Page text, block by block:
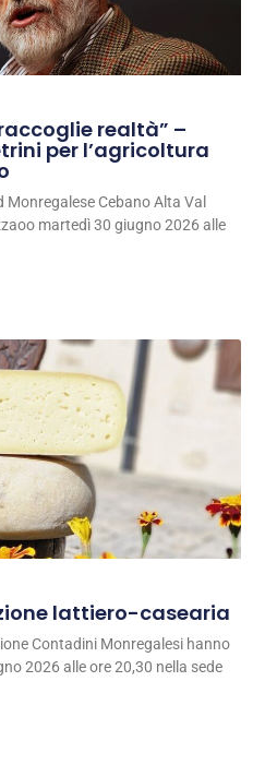
realtà” –
per l’agricoltura
Cebano Alta Val
martedì 30 giugno 2026 alle
lattiero-casearia
Contadini Monregalesi hanno
2026 alle ore 20,30 nella sede